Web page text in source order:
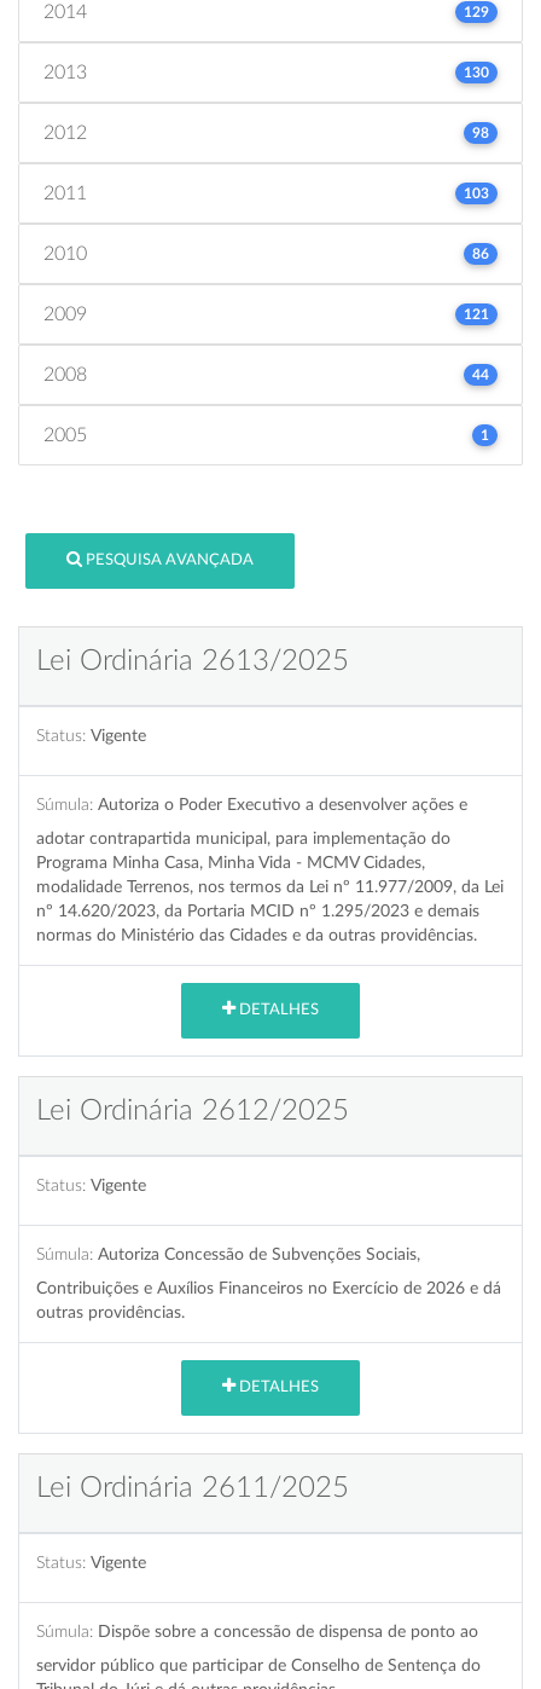
2014 129
2013 130
2012 98
2011 103
2010 86
2009 121
2008 44
2005 1
PESQUISA AVANÇADA
Lei Ordinária 2613/2025
Status: Vigente
Súmula: Autoriza o Poder Executivo a desenvolver ações e
adotar contrapartida municipal, para implementação do
Programa Minha Casa, Minha Vida - MCMV Cidades,
modalidade Terrenos, nos termos da Lei nº 11.977/2009, da Lei
nº 14.620/2023, da Portaria MCID nº 1.295/2023 e demais
normas do Ministério das Cidades e da outras providências.
DETALHES
Lei Ordinária 2612/2025
Status: Vigente
Súmula: Autoriza Concessão de Subvenções Sociais,
Contribuições e Auxílios Financeiros no Exercício de 2026 e dá
outras providências.
DETALHES
Lei Ordinária 2611/2025
Status: Vigente
Súmula: Dispõe sobre a concessão de dispensa de ponto ao
servidor público que participar de Conselho de Sentença do